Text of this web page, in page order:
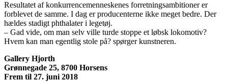
Resultatet af konkurrencemenneskenes forretningsambitioner er
forblevet de samme. I dag er producenterne ikke meget bedre. Der
hældes stadigt phthalater i legetøj.
– Gad vide, om man selv ville turde stoppe et løbsk lokomotiv?
Hvem kan man egentlig stole på? spørger kunstneren.
Gallery Hjorth
Grønnegade 25, 8700 Horsens
Frem til 27. juni 2018